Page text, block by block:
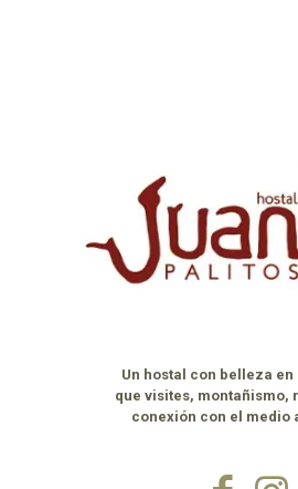
Un hostal con belleza
que visites, montañismo,
conexión con el medio